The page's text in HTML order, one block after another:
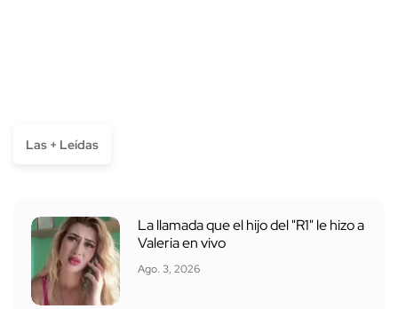
Las + Leídas
La llamada que el hijo del "R1" le hizo a
Valeria en vivo
Ago. 3, 2026